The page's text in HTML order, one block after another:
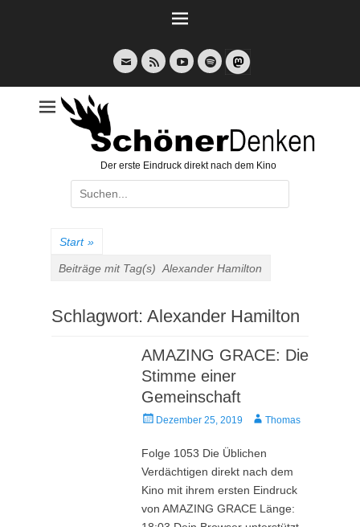
E-
Mail
Feed YouTubeSpotify
Der erste Eindruck direkt nach dem Kino
Suche
nach:
Start »
Beiträge mit Tag(s) Alexander Hamilton
Schlagwort: Alexander Hamilton
AMAZING GRACE: Die
Stimme einer
Gemeinschaft
Veröffentlicht
Dezember 25, 2019 AutorThomas
Folge 1053 Die Üblichen
Verdächtigen direkt nach dem
Kino mit ihrem ersten Eindruck
von AMAZING GRACE Länge: